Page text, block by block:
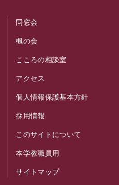
同窓会
楓の会
こころの相談室
アクセス
個人情報保護基本方針
採用情報
このサイトについて
本学教職員用
サイトマップ